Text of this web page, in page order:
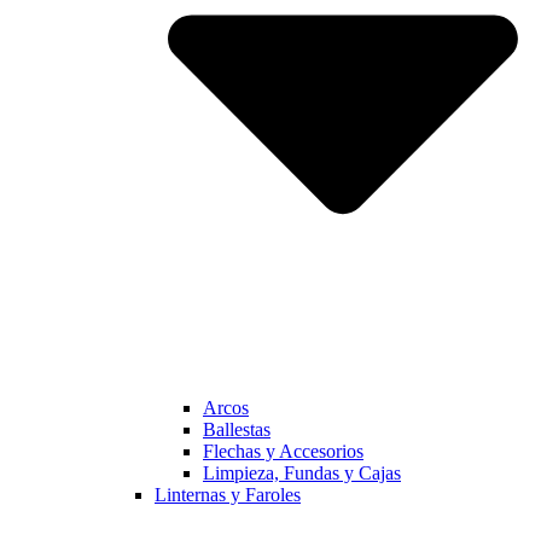
Arcos
Ballestas
Flechas y Accesorios
Limpieza, Fundas y Cajas
Linternas y Faroles